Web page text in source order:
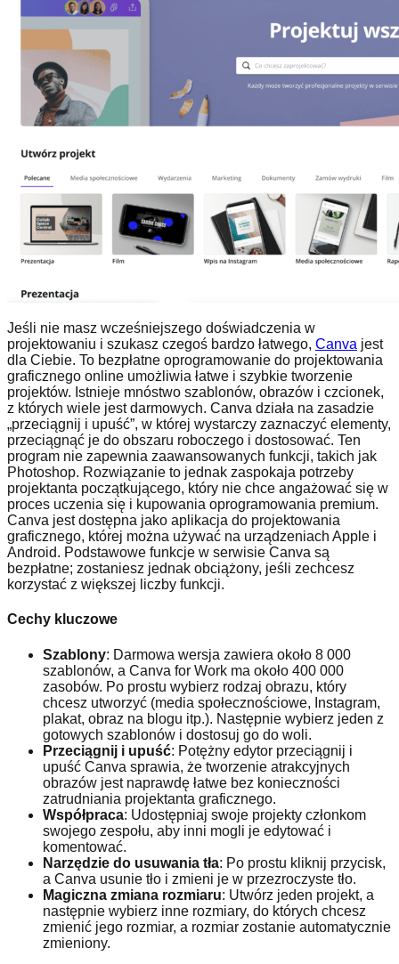
Jeśli nie masz wcześniejszego doświadczenia w
projektowaniu i szukasz czegoś bardzo łatwego, Canva jest
dla Ciebie. To bezpłatne oprogramowanie do projektowania
graficznego online umożliwia łatwe i szybkie tworzenie
projektów. Istnieje mnóstwo szablonów, obrazów i czcionek,
z których wiele jest darmowych. Canva działa na zasadzie
„przeciągnij i upuść”, w której wystarczy zaznaczyć elementy,
przeciągnąć je do obszaru roboczego i dostosować. Ten
program nie zapewnia zaawansowanych funkcji, takich jak
Photoshop. Rozwiązanie to jednak zaspokaja potrzeby
projektanta początkującego, który nie chce angażować się w
proces uczenia się i kupowania oprogramowania premium.
Canva jest dostępna jako aplikacja do projektowania
graficznego, której można używać na urządzeniach Apple i
Android. Podstawowe funkcje w serwisie Canva są
bezpłatne; zostaniesz jednak obciążony, jeśli zechcesz
korzystać z większej liczby funkcji.
Cechy kluczowe
Szablony: Darmowa wersja zawiera około 8 000
szablonów, a Canva for Work ma około 400 000
zasobów. Po prostu wybierz rodzaj obrazu, który
chcesz utworzyć (media społecznościowe, Instagram,
plakat, obraz na blogu itp.). Następnie wybierz jeden z
gotowych szablonów i dostosuj go do woli.
Przeciągnij i upuść: Potężny edytor przeciągnij i
upuść Canva sprawia, że ​​tworzenie atrakcyjnych
obrazów jest naprawdę łatwe bez konieczności
zatrudniania projektanta graficznego.
Współpraca: Udostępniaj swoje projekty członkom
swojego zespołu, aby inni mogli je edytować i
komentować.
Narzędzie do usuwania tła: Po prostu kliknij przycisk,
a Canva usunie tło i zmieni je w przezroczyste tło.
Magiczna zmiana rozmiaru: Utwórz jeden projekt, a
następnie wybierz inne rozmiary, do których chcesz
zmienić jego rozmiar, a rozmiar zostanie automatycznie
zmieniony.